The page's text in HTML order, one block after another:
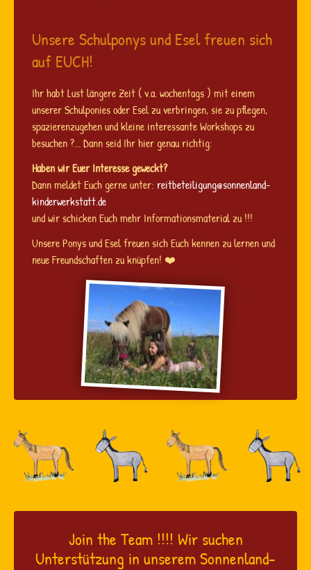
Unsere Schulponys und Esel freuen sich
auf EUCH!
Ihr habt Lust längere Zeit ( v.a. wochentags ) mit einem
unserer Schulponies oder Esel zu verbringen, sie zu pflegen,
spazierenzugehen und kleine interessante Workshops zu
besuchen ?... Dann seid Ihr hier genau richtig:
Haben wir Euer Interesse geweckt?
Dann meldet Euch gerne unter: reitbeteiligung@sonnenland-
kinderwerkstatt.de
und wir schicken Euch mehr Informationsmaterial zu !!!
Unsere Ponys und Esel freuen sich Euch kennen zu lernen und
neue Freundschaften zu knüpfen! ❤️
Join the Team !!!! Wir suchen
Unterstützung in unserem Sonnenland-